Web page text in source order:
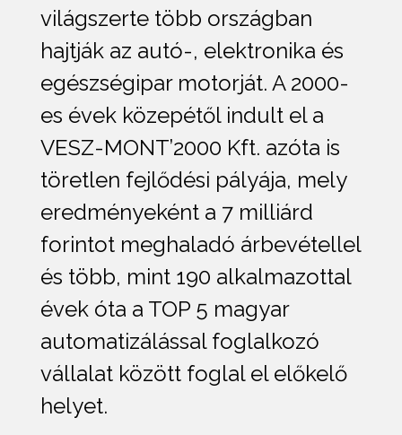
világszerte több országban
hajtják az autó-, elektronika és
egészségipar motorját. A 2000-
es évek közepétől indult el a
VESZ-MONT’2000 Kft. azóta is
töretlen fejlődési pályája, mely
eredményeként a 7 milliárd
forintot meghaladó árbevétellel
és több, mint 190 alkalmazottal
évek óta a TOP 5 magyar
automatizálással foglalkozó
vállalat között foglal el előkelő
helyet.